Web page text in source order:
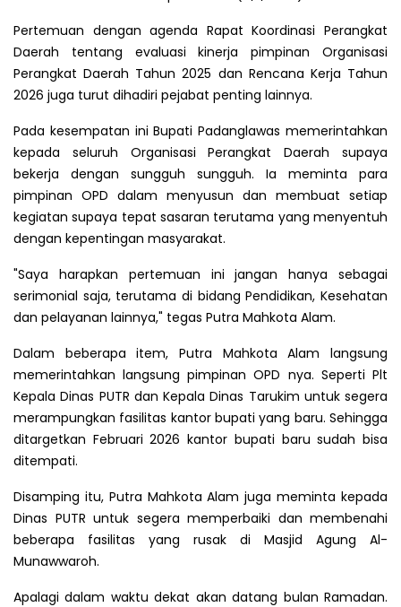
Pertemuan dengan agenda Rapat Koordinasi Perangkat
Daerah tentang evaluasi kinerja pimpinan Organisasi
Perangkat Daerah Tahun 2025 dan Rencana Kerja Tahun
2026 juga turut dihadiri pejabat penting lainnya.
Pada kesempatan ini Bupati Padanglawas memerintahkan
kepada seluruh Organisasi Perangkat Daerah supaya
bekerja dengan sungguh sungguh. Ia meminta para
pimpinan OPD dalam menyusun dan membuat setiap
kegiatan supaya tepat sasaran terutama yang menyentuh
dengan kepentingan masyarakat.
"Saya harapkan pertemuan ini jangan hanya sebagai
serimonial saja, terutama di bidang Pendidikan, Kesehatan
dan pelayanan lainnya," tegas Putra Mahkota Alam.
Dalam beberapa item, Putra Mahkota Alam langsung
memerintahkan langsung pimpinan OPD nya. Seperti Plt
Kepala Dinas PUTR dan Kepala Dinas Tarukim untuk segera
merampungkan fasilitas kantor bupati yang baru. Sehingga
ditargetkan Februari 2026 kantor bupati baru sudah bisa
ditempati.
Disamping itu, Putra Mahkota Alam juga meminta kepada
Dinas PUTR untuk segera memperbaiki dan membenahi
beberapa fasilitas yang rusak di Masjid Agung Al-
Munawwaroh.
Apalagi dalam waktu dekat akan datang bulan Ramadan.